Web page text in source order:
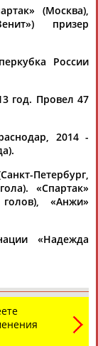
Герман
АБДУЛАЕВ
(Москва),
призер
России
год. Провел 47
2014 -
Петербург,
«Спартак»
«Анжи»
«Надежда